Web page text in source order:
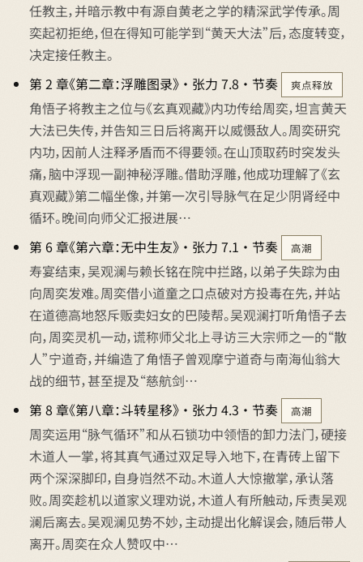
任教主，并暗示教中有源自黄老之学的精深武学传承。周
奕起初拒绝，但在得知可能学到“黄天大法”后，态度转变，
决定接任教主。
第 2 章《第二章：浮雕图录》 · 张力 7.8 · 节奏
爽点释放
角悟子将教主之位与《玄真观藏》内功传给周奕，坦言黄天
大法已失传，并告知三日后将离开以威慑敌人。周奕研究
内功，因前人注释矛盾而不得要领。在山顶取药时突发头
痛，脑中浮现一副神秘浮雕。借助浮雕，他成功理解了《玄
真观藏》第二幅坐像，并第一次引导脉气在足少阴肾经中
循环。晚间向师父汇报进展…
第 6 章《第六章：无中生友》 · 张力 7.1 · 节奏
高潮
寿宴结束，吴观澜与赖长铭在院中拦路，以弟子失踪为由
向周奕发难。周奕借小道童之口点破对方投毒在先，并站
在道德高地怒斥贩卖妇女的巴陵帮。吴观澜打听角悟子去
向，周奕灵机一动，谎称师父北上寻访三大宗师之一的“散
人”宁道奇，并编造了角悟子曾观摩宁道奇与南海仙翁大
战的细节，甚至提及“慈航剑…
第 8 章《第八章：斗转星移》 · 张力 4.3 · 节奏
高潮
周奕运用“脉气循环”和从石锁功中领悟的卸力法门，硬接
木道人一掌，将其真气通过双足导入地下，在青砖上留下
两个深深脚印，自身岿然不动。木道人大惊撤掌，承认落
败。周奕趁机以道家义理劝说，木道人有所触动，斥责吴观
澜后离去。吴观澜见势不妙，主动提出化解误会，随后带人
离开。周奕在众人赞叹中…